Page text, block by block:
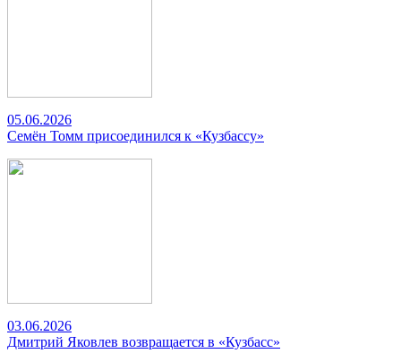
05.06.2026
Семён Томм присоединился к «Кузбассу»
03.06.2026
Дмитрий Яковлев возвращается в «Кузбасс»